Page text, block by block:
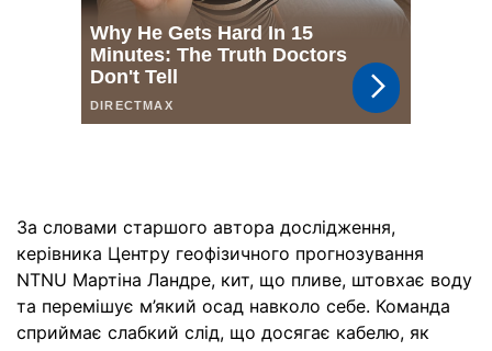
За словами старшого автора дослідження,
керівника Центру геофізичного прогнозування
NTNU Мартіна Ландре, кит, що пливе, штовхає воду
та перемішує м’який осад навколо себе. Команда
сприймає слабкий слід, що досягає кабелю, як